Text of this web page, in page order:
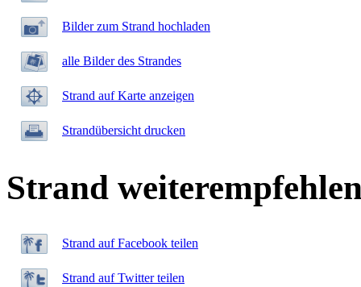
Bilder zum Strand hochladen
alle Bilder des Strandes
Strand auf Karte anzeigen
Strandübersicht drucken
Strand
Strand auf Facebook teilen
Strand auf Twitter teilen